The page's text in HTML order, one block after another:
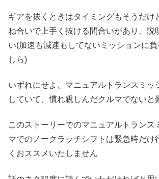
ギアを抜くときはタイミングもそうだけ
ね合いで上手く抜ける間合いがあり、説
い(加速も減速もしてないミッションに
しら)
いずれにせよ、マニュアルトランスミッ
していて、慣れ親しんだクルマでないと
このストーリーでのマニュアルトランス
マでのノークラッチシフトは緊急時だけ
くおススメいたしません